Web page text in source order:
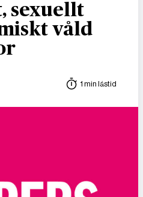
sexuellt
våld
1 min lästid